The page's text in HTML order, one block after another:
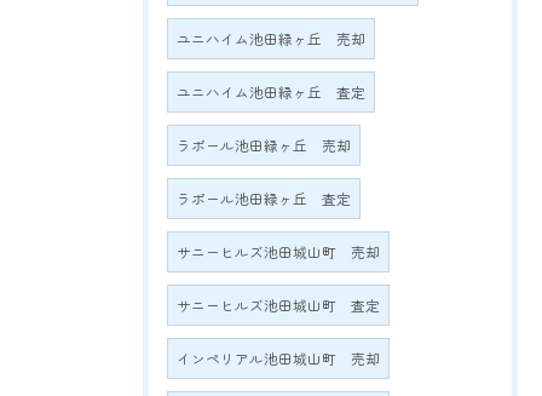
ユニハイム池田緑ヶ丘 売却
ユニハイム池田緑ヶ丘 査定
ラポール池田緑ヶ丘 売却
ラポール池田緑ヶ丘 査定
サニーヒルズ池田城山町 売却
サニーヒルズ池田城山町 査定
インペリアル池田城山町 売却